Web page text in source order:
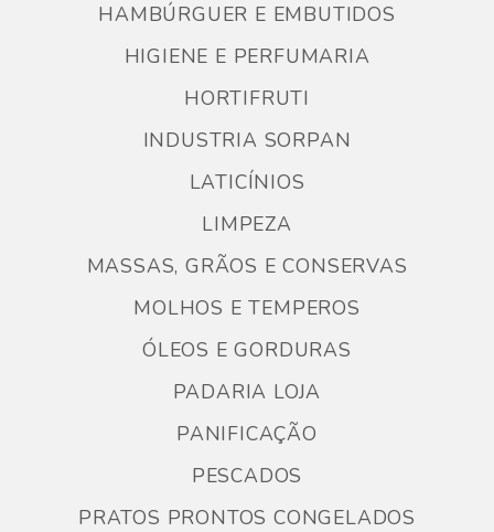
HAMBÚRGUER E EMBUTIDOS
HIGIENE E PERFUMARIA
HORTIFRUTI
INDUSTRIA SORPAN
LATICÍNIOS
LIMPEZA
MASSAS, GRÃOS E CONSERVAS
MOLHOS E TEMPEROS
ÓLEOS E GORDURAS
PADARIA LOJA
PANIFICAÇÃO
PESCADOS
PRATOS PRONTOS CONGELADOS